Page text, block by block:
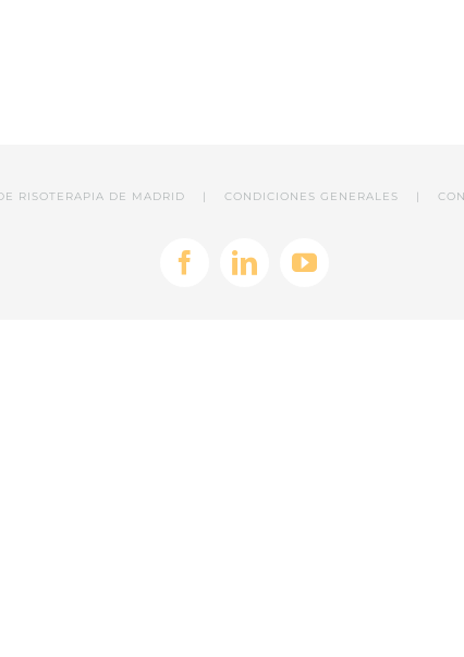
RISOTERAPIA DE MADRID | CONDICIONES GENERALES |
FacebookLinkedInYouTube